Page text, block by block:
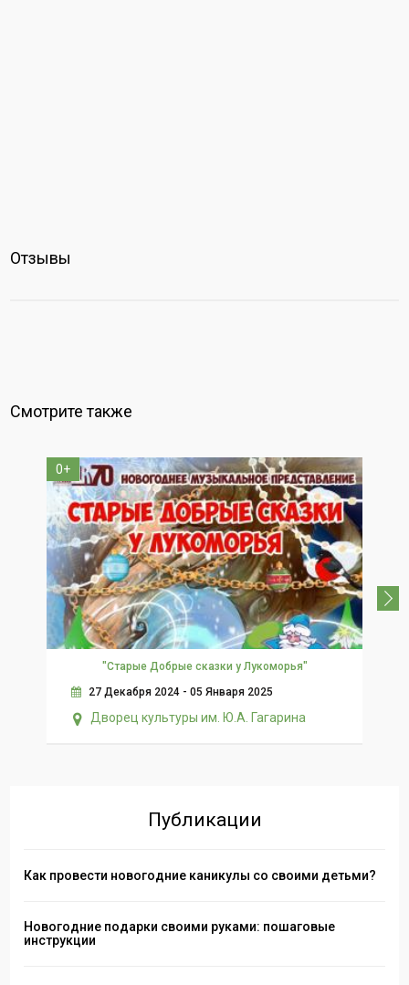
Отзывы
Смотрите также
0+
"Старые Добрые сказки у Лукоморья"
27 Декабря 2024 - 05 Января 2025
Дворец культуры им. Ю.А. Гагарина
Публикации
Как провести новогодние каникулы со своими детьми?
Новогодние подарки своими руками: пошаговые
инструкции